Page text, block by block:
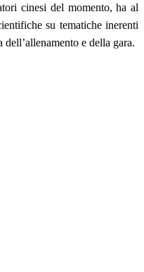
cinesi del momento, ha al
su tematiche inerenti
e della gara.